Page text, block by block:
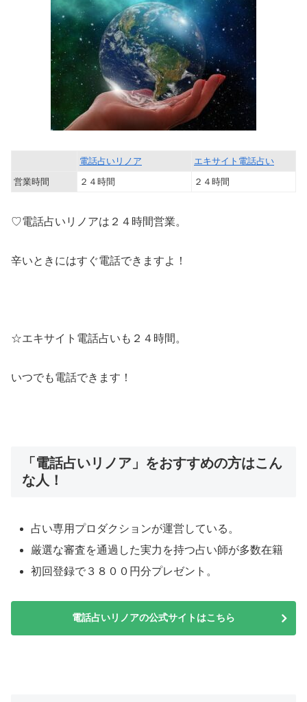
電話占いリノア
エキサイト電話占い
営業時間
２４時間 ２４時間
♡電話占いリノアは２４時間営業。
辛いときにはすぐ電話できますよ！
☆エキサイト電話占いも２４時間。
いつでも電話できます！
「電話占いリノア」をおすすめの方はこん
な人！
占い専用プロダクションが運営している。
厳選な審査を通過した実力を持つ占い師が多数在籍
初回登録で３８００円分プレゼント。
電話占いリノアの公式サイトはこちら